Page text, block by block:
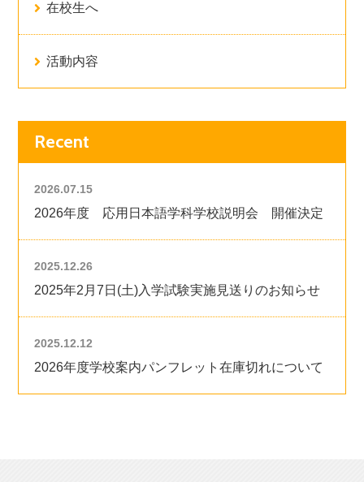
在校生へ
活動内容
Recent
2026.07.15
2026年度 応用日本語学科学校説明会 開催決定
2025.12.26
2025年2月7日(土)入学試験実施見送りのお知らせ
2025.12.12
2026年度学校案内パンフレット在庫切れについて